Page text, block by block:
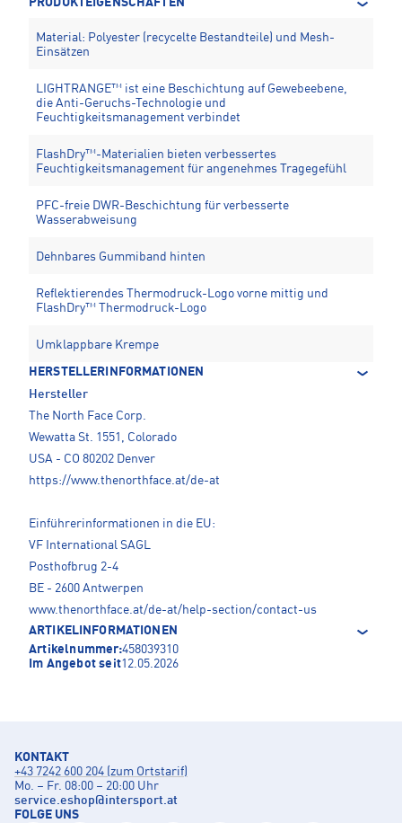
PRODUKTEIGENSCHAFTEN
Material: Polyester (recycelte Bestandteile) und Mesh-
Einsätzen
LIGHTRANGE™ ist eine Beschichtung auf Gewebeebene,
die Anti-Geruchs-Technologie und
Feuchtigkeitsmanagement verbindet
FlashDry™-Materialien bieten verbessertes
Feuchtigkeitsmanagement für angenehmes Tragegefühl
PFC-freie DWR-Beschichtung für verbesserte
Wasserabweisung
Dehnbares Gummiband hinten
Reflektierendes Thermodruck-Logo vorne mittig und
FlashDry™ Thermodruck-Logo
Umklappbare Krempe
HERSTELLERINFORMATIONEN
Hersteller
The North Face Corp.
Wewatta St. 1551, Colorado
USA - CO 80202 Denver
https://www.thenorthface.at/de-at
Einführerinformationen in die EU:
VF International SAGL
Posthofbrug 2-4
BE - 2600 Antwerpen
www.thenorthface.at/de-at/help-section/contact-us
ARTIKELINFORMATIONEN
Artikelnummer:458039310
Im Angebot seit12.05.2026
KONTAKT
+43 7242 600 204 (zum Ortstarif)
Mo. – Fr. 08:00 – 20:00 Uhr
service.eshop@intersport.at
FOLGE UNS